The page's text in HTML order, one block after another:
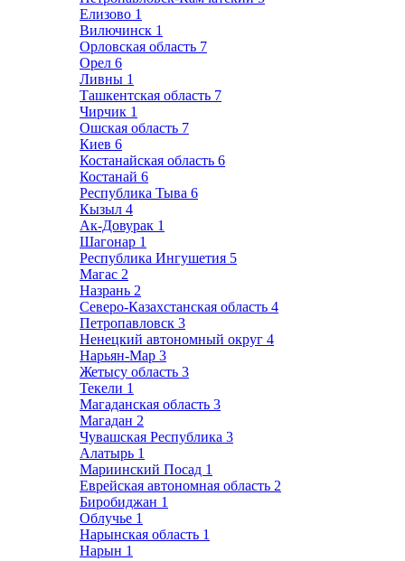
Елизово 1
Вилючинск 1
Орловская область 7
Орел 6
Ливны 1
Ташкентская область 7
Чирчик 1
Ошская область 7
Киев 6
Костанайская область 6
Костанай 6
Республика Тыва 6
Кызыл 4
Ак-Довурак 1
Шагонар 1
Республика Ингушетия 5
Магас 2
Назрань 2
Северо-Казахстанская область 4
Петропавловск 3
Ненецкий автономный округ 4
Нарьян-Мар 3
Жетысу область 3
Текели 1
Магаданская область 3
Магадан 2
Чувашская Республика 3
Алатырь 1
Мариинский Посад 1
Еврейская автономная область 2
Биробиджан 1
Облучье 1
Нарынская область 1
Нарын 1